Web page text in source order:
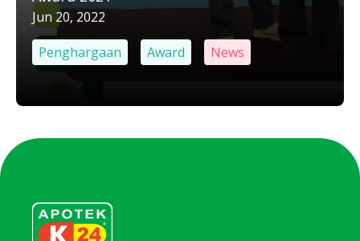
Jun 20, 2022
Penghargaan
Award News